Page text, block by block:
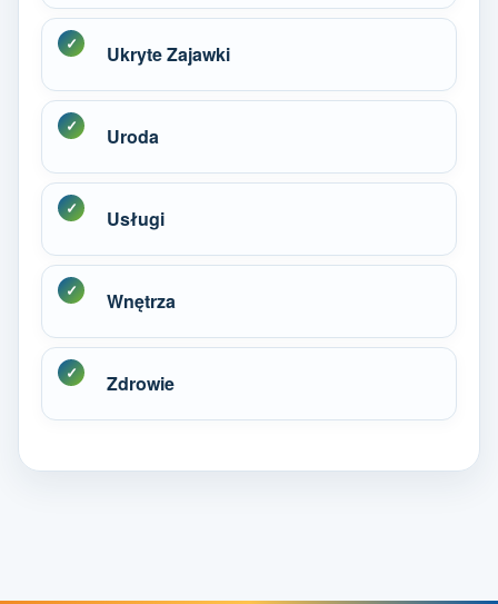
Ukryte Zajawki
Uroda
Usługi
Wnętrza
Zdrowie